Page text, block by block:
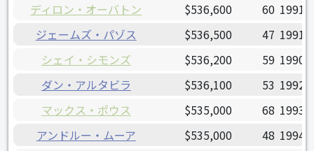
ディロン・オーバトン
$536,600 60 1991/
ジェームズ・パゾス
$536,500 47 1991/
シェイ・シモンズ
$536,200 59 1990/
ダン・アルタビラ
$536,100 53 1992/
マックス・ポウス
$535,000 68 1993/
アンドルー・ムーア
$535,000 48 1994/